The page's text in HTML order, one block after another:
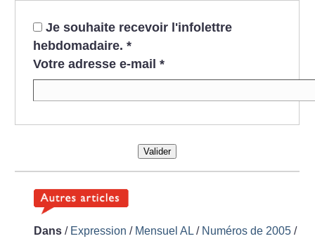
Je souhaite recevoir l'infolettre
hebdomadaire. *
Votre adresse e-mail *
Valider
Dans / Expression / Mensuel AL / Numéros de 2005 /